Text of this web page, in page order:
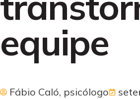
equipe
Fábio Caló, psicólogo